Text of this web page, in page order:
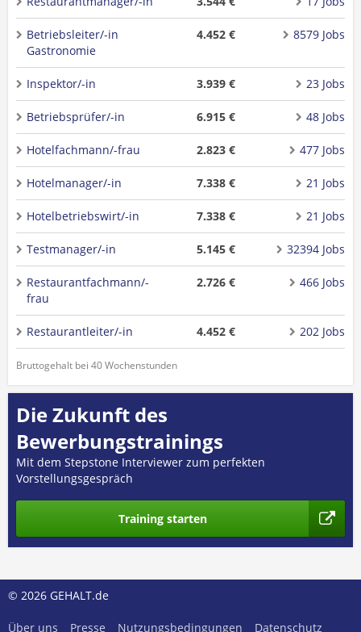
Betriebsleiter/-in
Gastronomie
4.452 € 8579 Jobs
Inspektor/-in 3.939 € 23 Jobs
Betriebsprüfer/-in 6.915 € 48 Jobs
Hotelfachmann/-frau 2.823 € 477 Jobs
Hotelmanager/-in 7.338 € 21 Jobs
Hotelbetriebswirt/-in 7.338 € 21 Jobs
Testmanager/-in 5.145 € 32394 Jobs
Restaurantfachmann/-
frau
2.726 € 466 Jobs
Restaurantleiter/-in 4.452 € 202 Jobs
Bruttogehalt bei 40 Wochenstunden
Die Zukunft des
Bewerbungstrainings
Mit dem Stepstone Interviewer zum perfekten
Vorstellungsgespräch
Training starten
© 2026 GEHALT.de
Über uns Presse Nutzungsbedingungen Datenschutz